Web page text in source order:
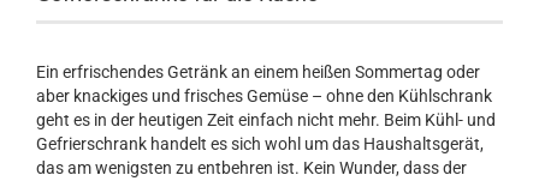
Ein erfrischendes Getränk an einem heißen Sommertag oder
aber knackiges und frisches Gemüse – ohne den Kühlschrank
geht es in der heutigen Zeit einfach nicht mehr. Beim Kühl- und
Gefrierschrank handelt es sich wohl um das Haushaltsgerät,
das am wenigsten zu entbehren ist. Kein Wunder, dass der